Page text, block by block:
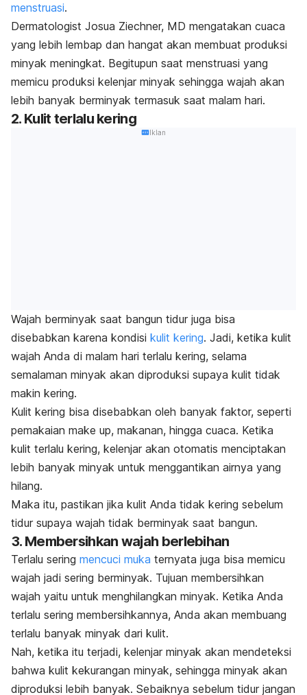
menstruasi.
Dermatologist Josua Ziechner, MD mengatakan cuaca
yang lebih lembap dan hangat akan membuat produksi
minyak meningkat. Begitupun saat menstruasi yang
memicu produksi kelenjar minyak sehingga wajah akan
lebih banyak berminyak termasuk saat malam hari.
2. Kulit terlalu kering
Iklan
Wajah berminyak saat bangun tidur juga bisa
disebabkan karena kondisi kulit kering. Jadi, ketika kulit
wajah Anda di malam hari terlalu kering, selama
semalaman minyak akan diproduksi supaya kulit tidak
makin kering.
Kulit kering bisa disebabkan oleh banyak faktor, seperti
pemakaian make up, makanan, hingga cuaca. Ketika
kulit terlalu kering, kelenjar akan otomatis menciptakan
lebih banyak minyak untuk menggantikan airnya yang
hilang.
Maka itu, pastikan jika kulit Anda tidak kering sebelum
tidur supaya wajah tidak berminyak saat bangun.
3. Membersihkan wajah berlebihan
Terlalu sering mencuci muka ternyata juga bisa memicu
wajah jadi sering berminyak. Tujuan membersihkan
wajah yaitu untuk menghilangkan minyak. Ketika Anda
terlalu sering membersihkannya, Anda akan membuang
terlalu banyak minyak dari kulit.
Nah, ketika itu terjadi, kelenjar minyak akan mendeteksi
bahwa kulit kekurangan minyak, sehingga minyak akan
diproduksi lebih banyak. Sebaiknya sebelum tidur jangan